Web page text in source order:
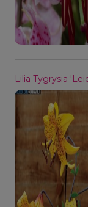
Lilia Tygrysia